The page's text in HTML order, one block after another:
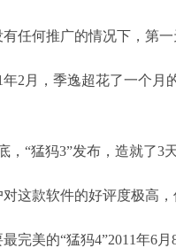
有任何推广的情况下，第一
年2月，季逸超花了一个
，“猛犸3”发布，造就了3
对这款软件的好评度极高
完美的“猛犸4”2011年6